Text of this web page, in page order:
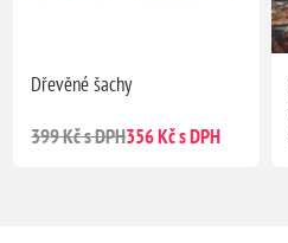
Dřevěné šachy
399 Kč s DPH356 Kč s DPH